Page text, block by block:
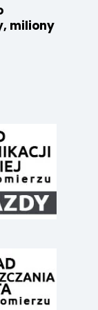
miliony